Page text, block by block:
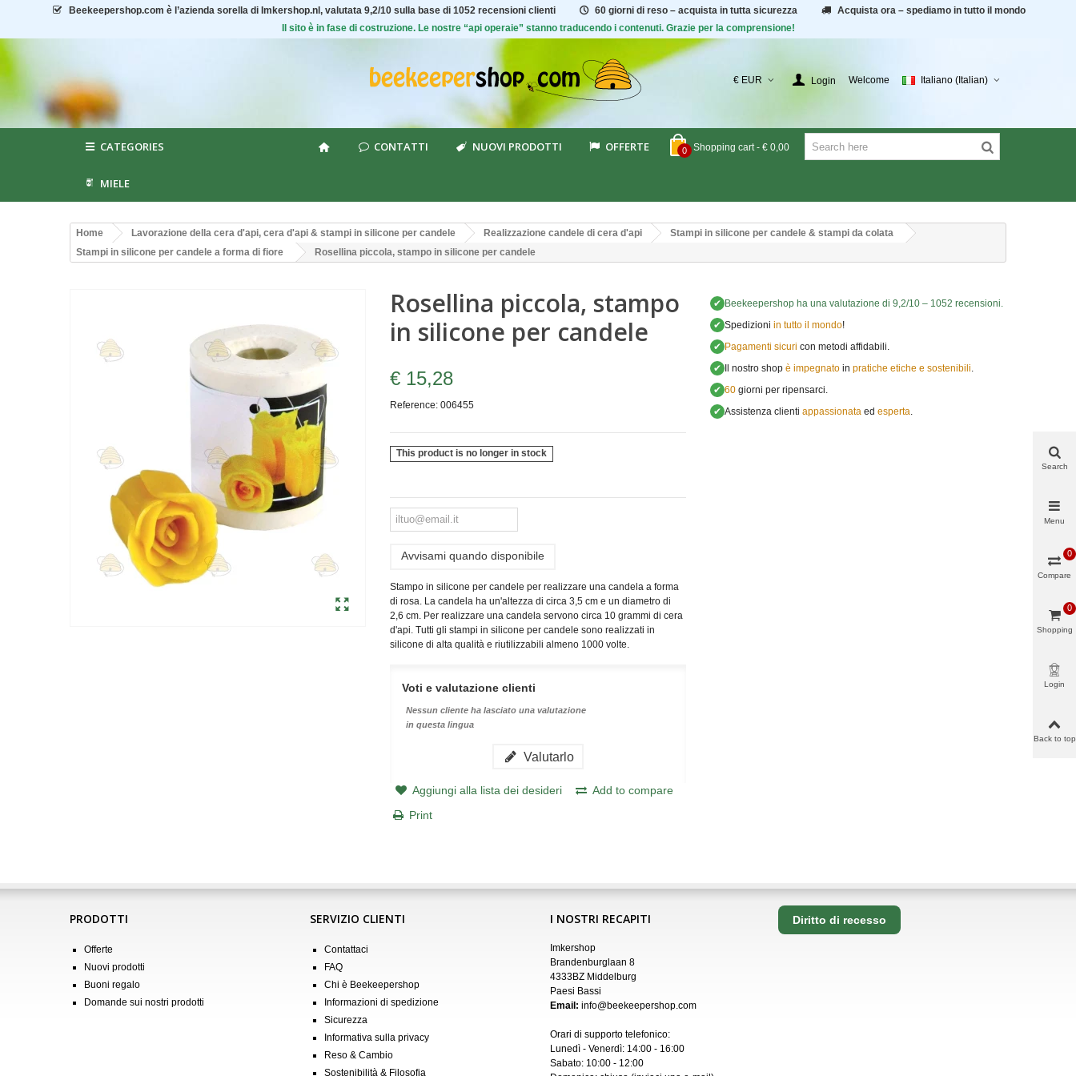
Beekeepershop.com è l’azienda sorella di Imkershop.nl, valutata 9,2/10 sulla base di 1052 recensioni clienti 60 giorni di reso – acquista in tutta sicurezza
Acquista ora – spediamo in tutto il mondo
Il sito è in fase di costruzione. Le nostre “api operaie” stanno traducendo i contenuti. Grazie per la comprensione!
€ EUR Login Welcome Italiano (Italian)
0 Shopping cart - € 0,00
CATEGORIES CONTATTI NUOVI PRODOTTI OFFERTE
MIELE
Home Lavorazione della cera d'api, cera d'api & stampi in silicone per candele Realizzazione candele di cera d'api
Stampi in silicone per candele & stampi da colata
Stampi in silicone per candele a forma di fiore
Rosellina piccola, stampo in silicone per candele
Rosellina piccola, stampo
in silicone per candele
€ 15,28
Reference: 006455
This product is no longer in stock
Avvisami quando disponibile
Stampo in silicone per candele per realizzare una candela a forma
di rosa. La candela ha un'altezza di circa 3,5 cm e un diametro di
2,6 cm. Per realizzare una candela servono circa 10 grammi di cera
d'api. Tutti gli stampi in silicone per candele sono realizzati in
silicone di alta qualità e riutilizzabili almeno 1000 volte.
Voti e valutazione clienti
Nessun cliente ha lasciato una valutazione
in questa lingua
Valutarlo
Aggiungi alla lista dei desideri
Add to compare
Print
✔ Beekeepershopha una valutazione di 9,2/10 –1052 recensioni.
✔ Spedizioni in tutto il mondo!
✔ Pagamenti sicuri con metodi affidabili.
✔ Il nostro shop è impegnatoin pratiche etiche e sostenibili.
✔ 60giorni per ripensarci.
✔ Assistenza clienti appassionataed esperta.
PRODOTTI
Offerte
Nuovi prodotti
Buoni regalo
Domande sui nostri prodotti
SERVIZIO CLIENTI
Contattaci
FAQ
Chi è Beekeepershop
Informazioni di spedizione
Sicurezza
Informativa sulla privacy
Reso & Cambio
Sostenibilità & Filosofia
I NOSTRI RECAPITI
Imkershop
Brandenburglaan 8
4333BZ Middelburg
Paesi Bassi
Email: info@beekeepershop.com
Orari di supporto telefonico:
Lunedì - Venerdì: 14:00 - 16:00
Sabato: 10:00 - 12:00
Diritto di recesso
Search
Menu
Compare
0
Shopping
0
Login
Back to top